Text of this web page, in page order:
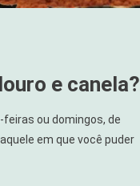
e canela?
ou domingos, de
em que você puder